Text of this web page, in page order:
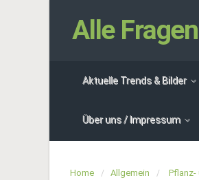
Alle
Aktuelle Trends & Bilder
Über uns / Impressum
Home Allgemein Pflanz-